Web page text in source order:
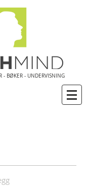
- BØKER - UNDERVISNING